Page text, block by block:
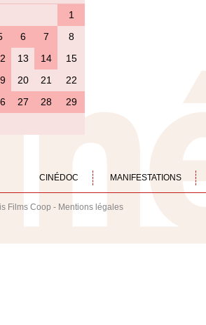
1
6 7
8
13 14
15
20 21
22
27 28
29
CINÉDOC MANIFESTATIONS
Films Coop - Mentions légales